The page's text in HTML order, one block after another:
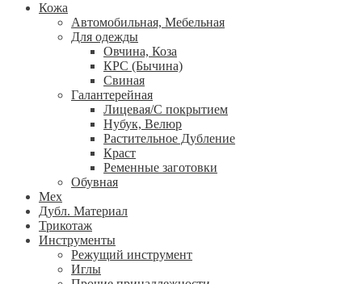
Кожа
Автомобильная, Мебельная
Для одежды
Овчина, Коза
КРС (Бычина)
Свиная
Галантерейная
Лицевая/С покрытием
Нубук, Велюр
Растительное Дубление
Краст
Ременные заготовки
Обувная
Мех
Дубл. Материал
Трикотаж
Инструменты
Режущий инструмент
Иглы